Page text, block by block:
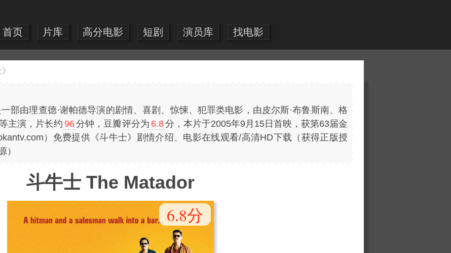
首页 片库 高分电影 短剧 演员库 找电影
一部由理查德·谢帕德导演的剧情、喜剧、惊悚、犯罪类电影，由皮尔斯·布鲁斯南、格
主演，片长约 96分钟，豆瓣评分为 6.8分，本片于2005年9月15日首映，获第63届金
）免费提供《斗牛士》剧情介绍、电影在线观看/高清HD下载（获得正版授
）
斗牛士 The Matador
6.8分